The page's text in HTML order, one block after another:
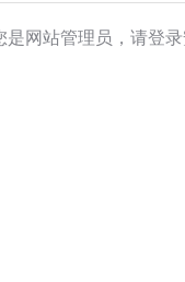
是网站管理员，请登